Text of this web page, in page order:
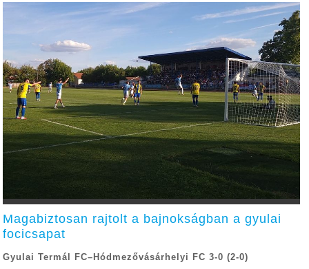
Magabiztosan rajtolt a bajnokságban a gyulai
focicsapat
Gyulai Termál FC–Hódmezővásárhelyi FC 3-0 (2-0)